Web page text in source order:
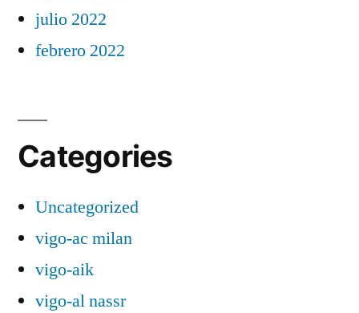
julio 2022
febrero 2022
Categories
Uncategorized
vigo-ac milan
vigo-aik
vigo-al nassr